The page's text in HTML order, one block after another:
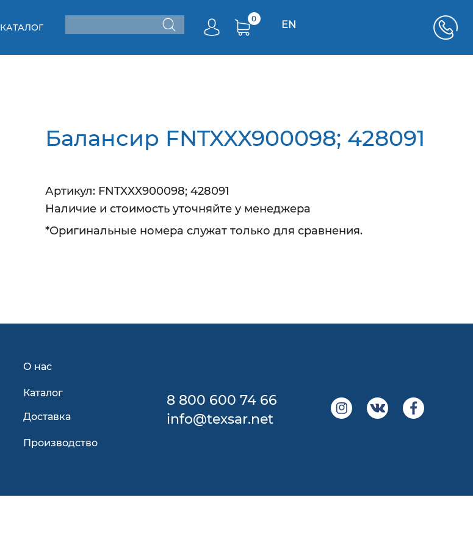
КАТАЛОГ
0
EN
Балансир FNTXXX900098; 428091
Артикул: FNTXXX900098; 428091
Наличие и стоимость уточняйте у менеджера
*Оригинальные номера служат только для сравнения.
О нас
Каталог
Доставка
Производство
8 800 600 74 66
info@texsar.net